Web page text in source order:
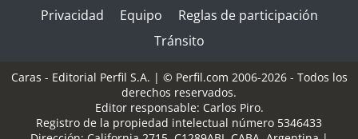
Privacidad
Equipo
Reglas de participación
Tránsito
Caras - Editorial Perfil S.A. | © Perfil.com 2006-2026 - Todos los
derechos reservados.
Editor responsable: Carlos Piro.
Registro de la propiedad intelectual número 5346433